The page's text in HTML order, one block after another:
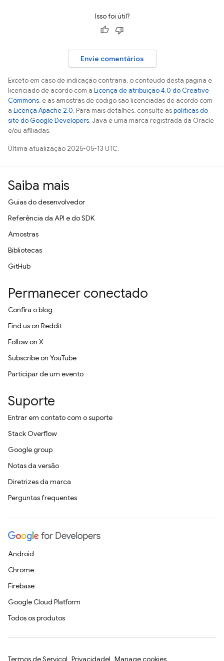
Isso foi útil?
Envie comentários
Exceto em caso de indicação contrária, o conteúdo desta página é
licenciado de acordo com a Licença de atribuição 4.0 do Creative
Commons, e as amostras de código são licenciadas de acordo com
a Licença Apache 2.0. Para mais detalhes, consulte aspolíticas do
site do Google Developers. Java é uma marca registrada da Oracle
e/ou afiliadas.
Última atualização 2025-05-13 UTC.
Saiba mais
Guias do desenvolvedor
Referência da API e do SDK
Amostras
Bibliotecas
GitHub
Permanecer conectado
Confira o blog
Find us on Reddit
Follow on X
Subscribe on YouTube
Participar de um evento
Suporte
Entrar em contato com o suporte
Stack Overflow
Google group
Notas da versão
Diretrizes da marca
Perguntas frequentes
Android
Chrome
Firebase
Google Cloud Platform
Todos os produtos
Termos de Serviço Privacidade Manage cookies